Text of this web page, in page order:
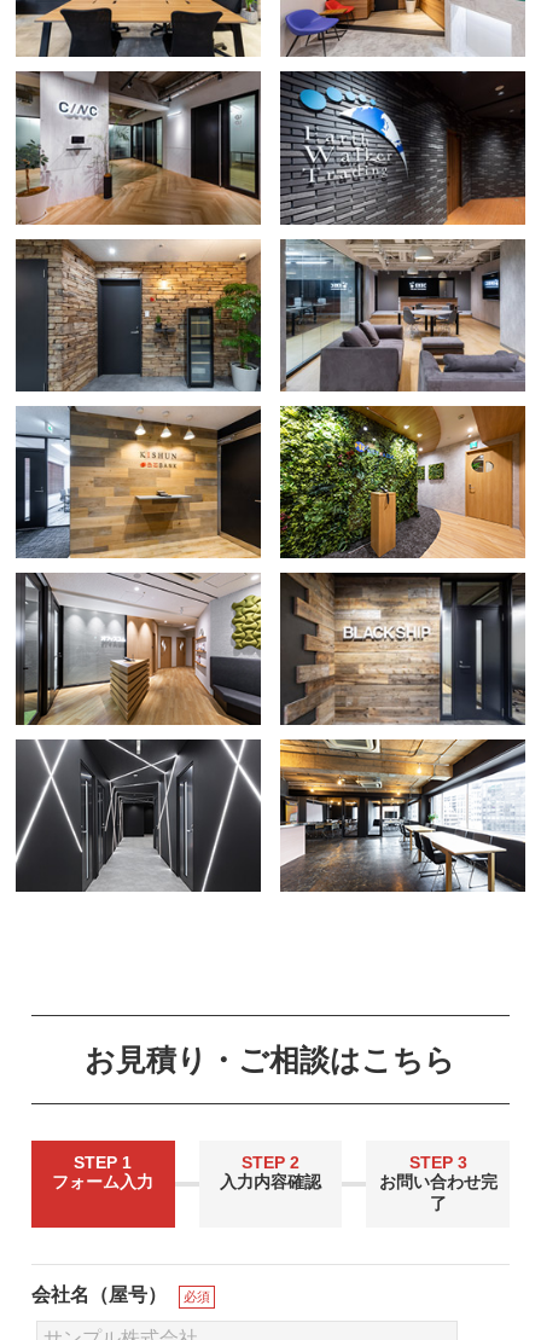
お見積り・ご相談はこちら
STEP 1
フォーム入力
STEP 2
入力内容確認
STEP 3
お問い合わせ完
了
会社名（屋号） 必須